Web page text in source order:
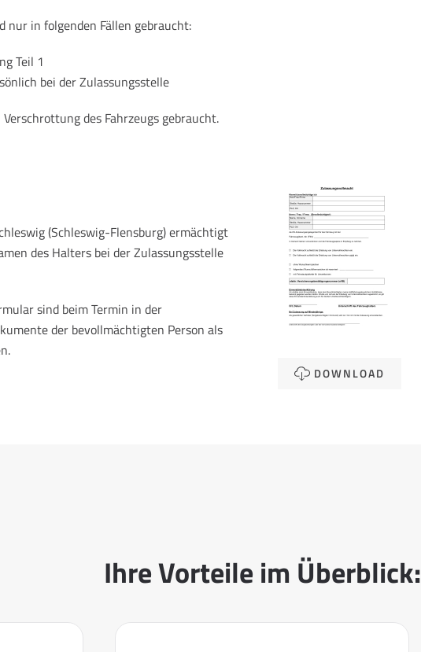
nur in folgenden Fällen gebraucht:
Teil 1
bei der Zulassungsstelle
des Fahrzeugs gebraucht.
(Schleswig-Flensburg) ermächtigt
des Halters bei der Zulassungsstelle
sind beim Termin in der
der bevollmächtigten Person als
DOWNLOAD
Ihre Vorteile im Überblick: